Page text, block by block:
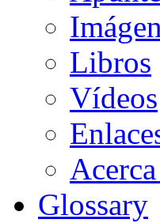
Libros
Vídeos
Glossary